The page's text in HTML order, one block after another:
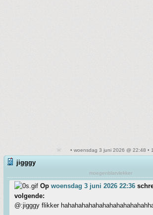
• woensdag 3 juni 2026 @ 22:48 •
jigggy
moegenblatvlekker
Op woensdag 3 juni 2026 22:36
volgende:
@:jigggy flikker